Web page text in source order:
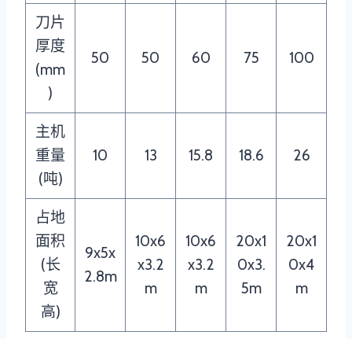
刀片
厚度
(mm
)
50 50 60 75 100
主机
重量
(吨)
10 13 15.8 18.6 26
占地
面积
(长
宽
高)
9x5x
2.8m
10x6
x3.2
m
10x6
x3.2
m
20x1
0x3.
5m
20x1
0x4
m